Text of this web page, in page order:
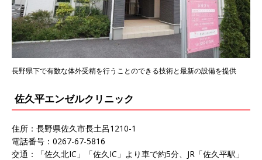
長野県下で有数な体外受精を行うことのできる技術と最新の設備を提供
佐久平エンゼルクリニック
住所：長野県佐久市長土呂1210-1
電話番号：0267-67-5816
交通：「佐久北IC」「佐久IC」より車で約5分、JR「佐久平駅」